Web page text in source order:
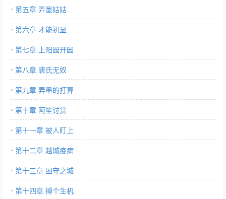
第五章 弄墨姑姑
第六章 才能初显
第七章 上阳园开园
第八章 裴氏无奴
第九章 弄墨的打算
第十章 阿笙讨赏
第十一章 被人盯上
第十二章 越城疫病
第十三章 困守之城
第十四章 搏个生机